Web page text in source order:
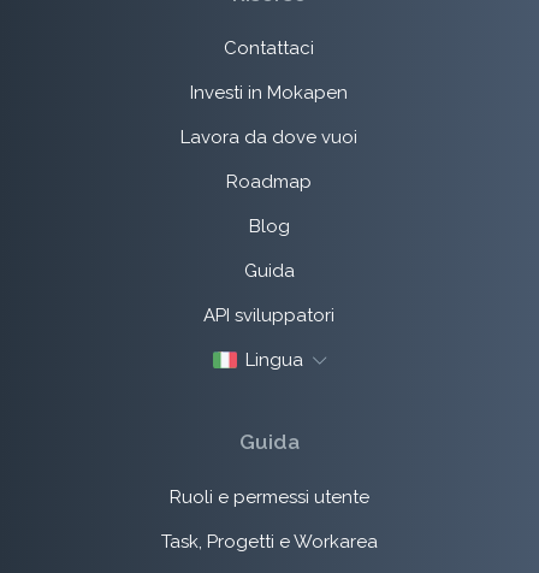
Contattaci
Investi in Mokapen
Lavora da dove vuoi
Roadmap
Blog
Guida
API sviluppatori
Lingua
Guida
Ruoli e permessi utente
Task, Progetti e Workarea